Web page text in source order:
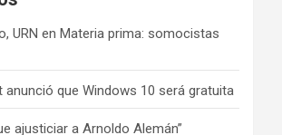
URN en Materia prima: somocistas
anunció que Windows 10 será gratuita
ajusticiar a Arnoldo Alemán”